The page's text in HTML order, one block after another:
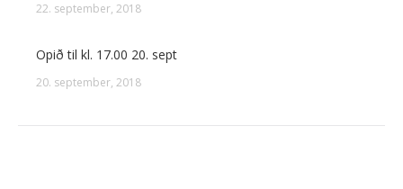
22. september, 2018
Opið til kl. 17.00 20. sept
20. september, 2018